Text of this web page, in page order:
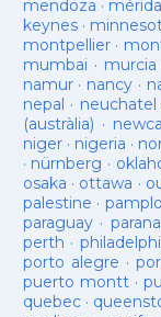
mendoza · mérida
keynes·
montpellier·
mumbai · murcia
namur· nancy ·
nepal · neuchatel
(austràlia) ·
niger· nigeria ·
· nürnberg ·
osaka · ottawa ·
palestine ·
paraguay· parana
perth ·
porto alegre ·
puerto montt·
quebec·